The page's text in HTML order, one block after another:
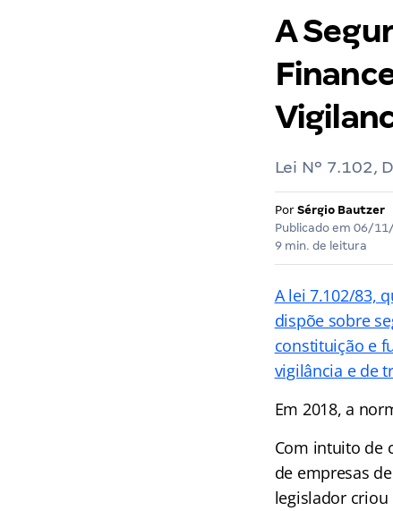
A
Lei Nº 7.102,
Por Sérgio Bautzer
Publicado em 06/
9 min. de leitura
A lei 7.102/83,
dispõe sobre
constituição e
vigilância e de
Em 2018, a
Com intuito de
de empresas
legislador